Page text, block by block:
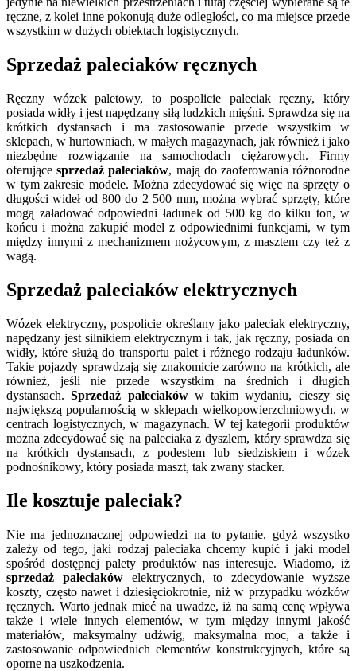
ręczne, z kolei inne pokonują duże odległości, co ma miejsce przede
wszystkim w dużych obiektach logistycznych.
Sprzedaż paleciaków ręcznych
Ręczny wózek paletowy, to pospolicie paleciak ręczny, który
posiada widły i jest napędzany siłą ludzkich mięśni. Sprawdza się na
krótkich dystansach i ma zastosowanie przede wszystkim w
sklepach, w hurtowniach, w małych magazynach, jak również i jako
niezbędne rozwiązanie na samochodach ciężarowych. Firmy
oferującesprzedaż paleciaków, mają do zaoferowania różnorodne
w tym zakresie modele. Można zdecydować się więc na sprzęty o
długości wideł od 800 do 2 500 mm, można wybrać sprzęty, które
mogą załadować odpowiedni ładunek od 500 kg do kilku ton, w
końcu i można zakupić model z odpowiednimi funkcjami, w tym
między innymi z mechanizmem nożycowym, z masztem czy też z
wagą.
Sprzedaż paleciaków elektrycznych
Wózek elektryczny, pospolicie określany jako paleciak elektryczny,
napędzany jest silnikiem elektrycznym i tak, jak ręczny, posiada on
widły, które służą do transportu palet i różnego rodzaju ładunków.
Takie pojazdy sprawdzają się znakomicie zarówno na krótkich, ale
również, jeśli nie przede wszystkim na średnich i długich
dystansach.Sprzedaż paleciakóww takim wydaniu, cieszy się
największą popularnością w sklepach wielkopowierzchniowych, w
centrach logistycznych, w magazynach. W tej kategorii produktów
można zdecydować się na paleciaka z dyszlem, który sprawdza się
na krótkich dystansach, z podestem lub siedziskiem i wózek
podnośnikowy, który posiada maszt, tak zwany stacker.
Ile kosztuje paleciak?
Nie ma jednoznacznej odpowiedzi na to pytanie, gdyż wszystko
zależy od tego, jaki rodzaj paleciaka chcemy kupić i jaki model
spośród dostępnej palety produktów nas interesuje. Wiadomo, iż
sprzedaż paleciakówelektrycznych, to zdecydowanie wyższe
koszty, często nawet i dziesięciokrotnie, niż w przypadku wózków
ręcznych. Warto jednak mieć na uwadze, iż na samą cenę wpływa
także i wiele innych elementów, w tym między innymi jakość
materiałów, maksymalny udźwig, maksymalna moc, a także i
zastosowanie odpowiednich elementów konstrukcyjnych, które są
oporne na uszkodzenia.